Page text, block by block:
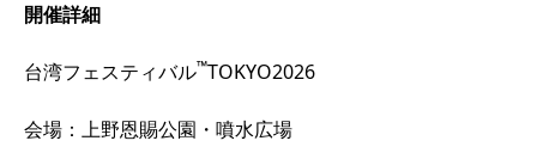
開催詳細
台湾フェスティバル™TOKYO2026
会場：上野恩賜公園・噴水広場